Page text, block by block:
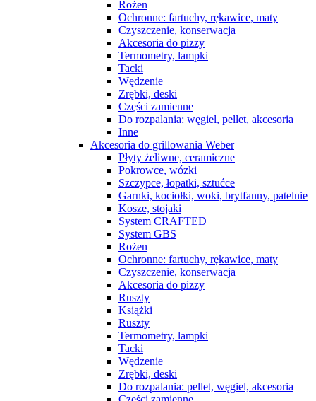
Rożen
Ochronne: fartuchy, rękawice, maty
Czyszczenie, konserwacja
Akcesoria do pizzy
Termometry, lampki
Tacki
Wędzenie
Zrębki, deski
Części zamienne
Do rozpalania: węgiel, pellet, akcesoria
Inne
Akcesoria do grillowania Weber
Płyty żeliwne, ceramiczne
Pokrowce, wózki
Szczypce, łopatki, sztućce
Garnki, kociołki, woki, brytfanny, patelnie
Kosze, stojaki
System CRAFTED
System GBS
Rożen
Ochronne: fartuchy, rękawice, maty
Czyszczenie, konserwacja
Akcesoria do pizzy
Ruszty
Książki
Ruszty
Termometry, lampki
Tacki
Wędzenie
Zrębki, deski
Do rozpalania: pellet, węgiel, akcesoria